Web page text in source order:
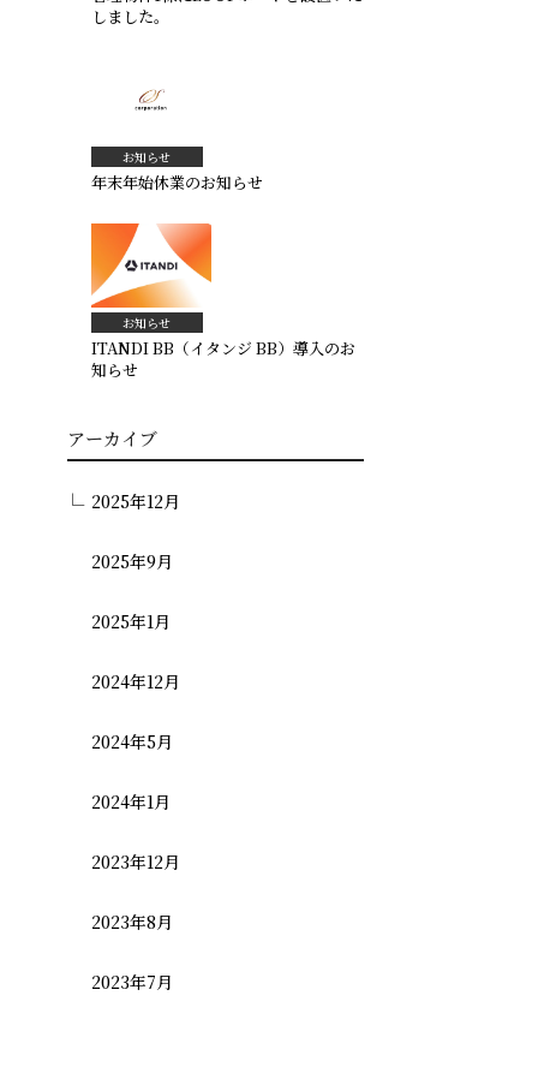
しました。
お知らせ
年末年始休業のお知らせ
お知らせ
ITANDI BB（イタンジ BB）導入のお
知らせ
アーカイブ
2025年12月
2025年9月
2025年1月
2024年12月
2024年5月
2024年1月
2023年12月
2023年8月
2023年7月